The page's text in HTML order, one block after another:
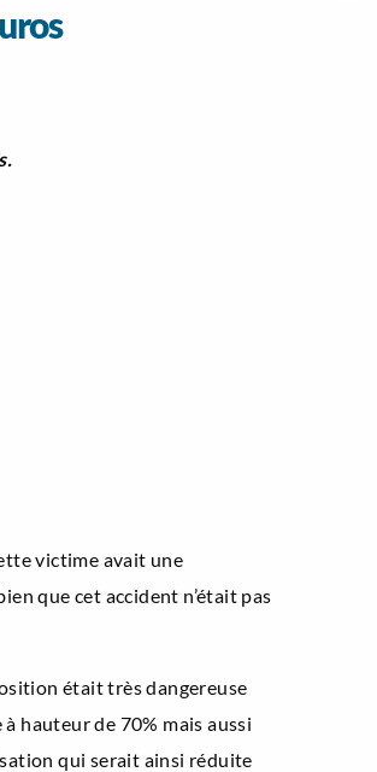
victime avait une
que cet accident n’était pas
était très dangereuse
hauteur de 70% mais aussi
qui serait ainsi réduite